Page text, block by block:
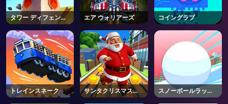
タワー ディフェンス
X
エア ウォリアーズ コイングラブ
トレインスネーク
サンタクリスマスラ
ン
スノーボールラッシ
ュ3D